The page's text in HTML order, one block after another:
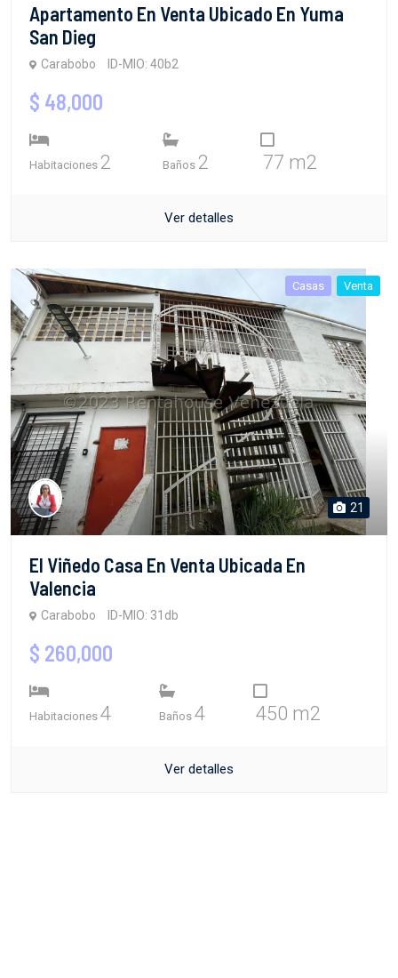
Apartamento En Venta Ubicado En Yuma
San Dieg
Carabobo ID-MIO: 40b2
$ 48,000
Habitaciones 2 Baños 2 77 m2
Ver detalles
Casas Venta
21
El Viñedo Casa En Venta Ubicada En
Valencia
Carabobo ID-MIO: 31db
$ 260,000
Habitaciones 4 Baños 4 450 m2
Ver detalles